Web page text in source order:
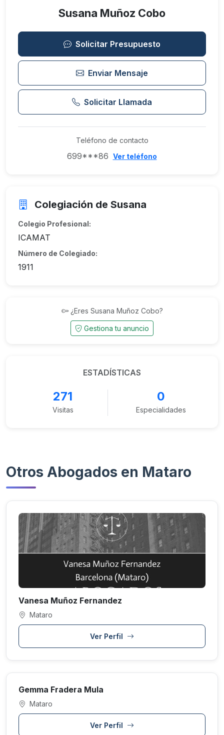
Susana Muñoz Cobo
Solicitar Presupuesto
Enviar Mensaje
Solicitar Llamada
Teléfono de contacto
699***86 Ver teléfono
Colegiación de Susana
Colegio Profesional:
ICAMAT
Número de Colegiado:
1911
¿Eres Susana Muñoz Cobo?
Gestiona tu anuncio
ESTADÍSTICAS
271
Visitas
0
Especialidades
Otros Abogados en Mataro
Vanesa Muñoz Fernandez
Mataro
Ver Perfil
Gemma Fradera Mula
Mataro
Ver Perfil